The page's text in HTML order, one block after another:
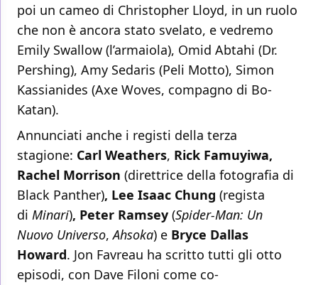
poi un cameo di Christopher Lloyd, in un ruolo
che non è ancora stato svelato, e vedremo
Emily Swallow (l’armaiola), Omid Abtahi (Dr.
Pershing), Amy Sedaris (Peli Motto), Simon
Kassianides (Axe Woves, compagno di Bo-
Katan).
Annunciati anche i registi della terza
stagione: Carl Weathers, Rick Famuyiwa,
Rachel Morrison (direttrice della fotografia di
Black Panther), Lee Isaac Chung (regista
di Minari), Peter Ramsey (Spider-Man: Un
Nuovo Universo,Ahsoka) e Bryce Dallas
Howard. Jon Favreau ha scritto tutti gli otto
episodi, con Dave Filoni come co-